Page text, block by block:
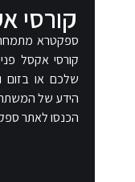
קורסי
קורסי אקסל
שלכם או בזום
הידע של
הכנסו לאתר